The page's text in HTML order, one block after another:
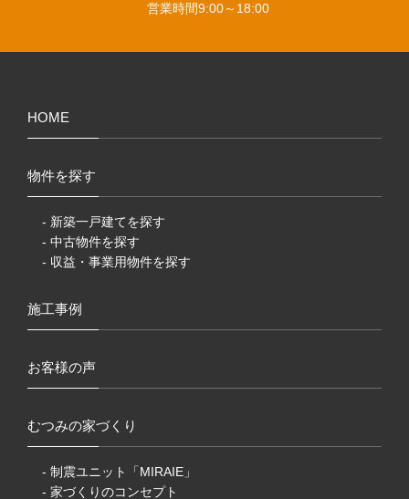
営業時間9:00～18:00
HOME
物件を探す
- 新築一戸建てを探す
- 中古物件を探す
- 収益・事業用物件を探す
施工事例
お客様の声
むつみの家づくり
- 制震ユニット「MIRAIE」
- 家づくりのコンセプト